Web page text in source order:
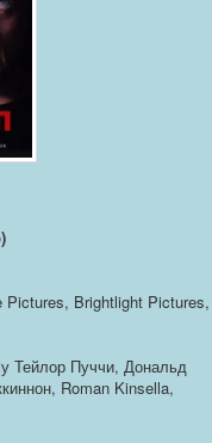
Brightlight Pictures,
Тейлор Пуччи, Дональд
Roman Kinsella,